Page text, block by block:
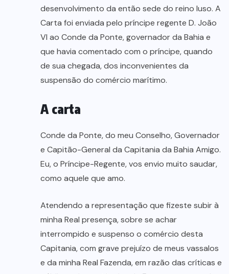
desenvolvimento da então sede do reino luso. A
Carta foi enviada pelo príncipe regente D. João
VI ao Conde da Ponte, governador da Bahia e
que havia comentado com o príncipe, quando
de sua chegada, dos inconvenientes da
suspensão do comércio marítimo.
A carta
Conde da Ponte, do meu Conselho, Governador
e Capitão-General da Capitania da Bahia Amigo.
Eu, o Príncipe-Regente, vos envio muito saudar,
como aquele que amo.
Atendendo a representação que fizeste subir à
minha Real presença, sobre se achar
interrompido e suspenso o comércio desta
Capitania, com grave prejuízo de meus vassalos
e da minha Real Fazenda, em razão das críticas e